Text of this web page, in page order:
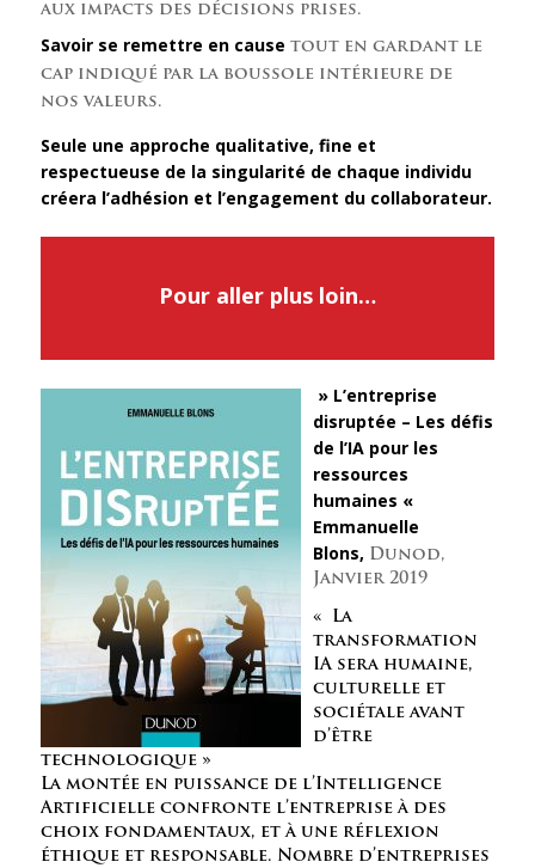
aux impacts des décisions prises.
Savoir se remettre en cause tout en gardant le
cap indiqué par la boussole intérieure de
nos valeurs.
Seule une approche qualitative, fine et
respectueuse de la singularité de chaque individu
créera l’adhésion et l’engagement du collaborateur.
Pour aller plus loin…
» L’entreprise
disruptée – Les défis
de l’IA pour les
ressources
humaines «
Emmanuelle
Blons, Dunod,
Janvier 2019
« La
transformation
IA sera humaine,
culturelle et
sociétale avant
d’être
technologique »
La montée en puissance de l’Intelligence
Artificielle confronte l’entreprise à des
choix fondamentaux, et à une réflexion
éthique et responsable. Nombre d’entreprises